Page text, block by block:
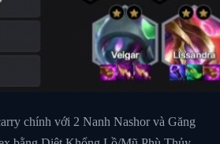
chính với 2 Nanh Nashor và Găng